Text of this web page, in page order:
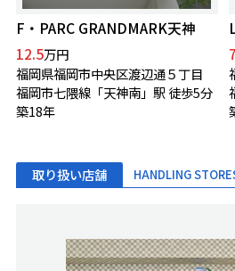
F・PARC GRANDMARK天神
12.5万円
福岡県福岡市中央区渡辺通５丁目
福岡市七隈線「天神南」駅 徒歩5分
築18年
取り扱い店舗 HANDLING